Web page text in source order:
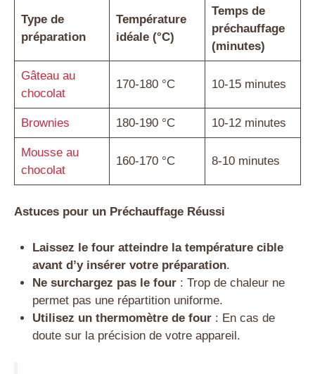
Type de
préparation
Température
idéale (°C)
Temps de
préchauffage
(minutes)
Gâteau au
chocolat
170-180 °C 10-15 minutes
Brownies 180-190 °C 10-12 minutes
Mousse au
chocolat
160-170 °C 8-10 minutes
Astuces pour un Préchauffage Réussi
Laissez le four atteindre la température cible
avant d’y insérer votre préparation.
Ne surchargez pas le four: Trop de chaleur ne
permet pas une répartition uniforme.
Utilisez un thermomètre de four: En cas de
doute sur la précision de votre appareil.